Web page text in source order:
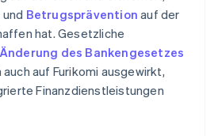
Betrugsprävention auf der
hat. Gesetzliche
Änderung des Bankengesetzes
auch auf Furikomi ausgewirkt,
Finanzdienstleistungen